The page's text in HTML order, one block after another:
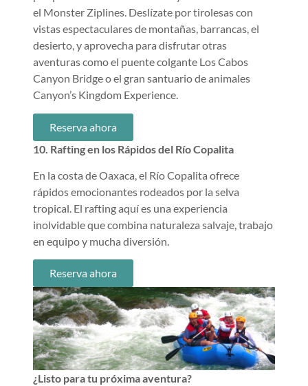
el Monster Ziplines. Deslízate por tirolesas con
vistas espectaculares de montañas, barrancas, el
desierto, y aprovecha para disfrutar otras
aventuras como el puente colgante Los Cabos
Canyon Bridge o el gran santuario de animales
Canyon’s Kingdom Experience.
Reserva ahora
10. Rafting en los Rápidos del Río Copalita
En la costa de Oaxaca, el Río Copalita ofrece
rápidos emocionantes rodeados por la selva
tropical. El rafting aquí es una experiencia
inolvidable que combina naturaleza salvaje, trabajo
en equipo y mucha diversión.
Reserva ahora
¿Listo para tu próxima aventura?